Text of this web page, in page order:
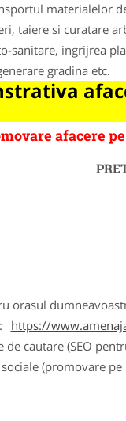
materialelor
taiere si curatare
sanitare, ingrijrea
gradina etc.
afacere
orasul
https://
cautare (SEO
(promovare